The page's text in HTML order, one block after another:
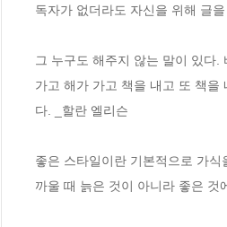
독자가 없더라도 자신을 위해 글
그 누구도 해주지 않는 말이 있다.
가고 해가 가고 책을 내고 또 책
다. _할란 엘리슨
좋은 스타일이란 기본적으로 가
까울 때 늙은 것이 아니라 좋은